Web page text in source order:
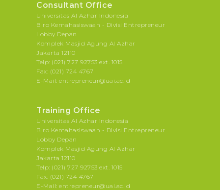
Consultant Office
Universitas Al Azhar Indonesia
Biro Kemahasiswaan - Divisi Entrepreneur
Lobby Depan
Komplek Masjid Agung Al Azhar
Jakarta 12110
Telp: (021) 727 92753 ext. 1015
Fax: (021) 724 4767
E-Mail: entrepreneur@uai.ac.id
Training Office
Universitas Al Azhar Indonesia
Biro Kemahasiswaan - Divisi Entrepreneur
Lobby Depan
Komplek Masjid Agung Al Azhar
Jakarta 12110
Telp: (021) 727 92753 ext. 1015
Fax: (021) 724 4767
E-Mail: entrepreneur@uai.ac.id